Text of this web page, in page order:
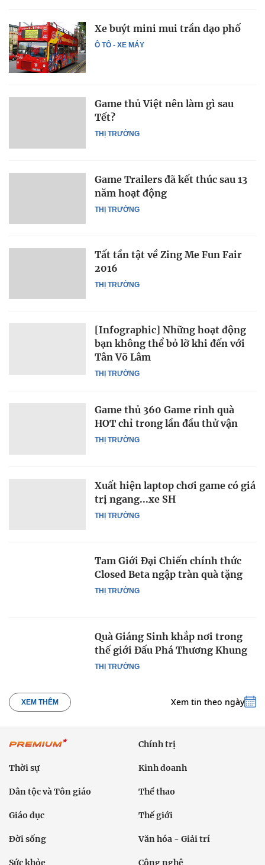
Ô TÔ - XE MÁY
Xe buýt mini mui trần dạo phố
THỊ TRƯỜNG
Game thủ Việt nên làm gì sau
Tết?
THỊ TRƯỜNG
Game Trailers đã kết thúc sau 13
năm hoạt động
THỊ TRƯỜNG
Tất tần tật về Zing Me Fun Fair
2016
THỊ TRƯỜNG
[Infographic] Những hoạt động
bạn không thể bỏ lỡ khi đến với
Tân Võ Lâm
THỊ TRƯỜNG
Game thủ 360 Game rinh quà
HOT chỉ trong lần đầu thử vận
THỊ TRƯỜNG
Xuất hiện laptop chơi game có giá
trị ngang...xe SH
THỊ TRƯỜNG
Tam Giới Đại Chiến chính thức
Closed Beta ngập tràn quà tặng
THỊ TRƯỜNG
Quà Giáng Sinh khắp nơi trong
thế giới Đấu Phá Thương Khung
XEM THÊM Xem tin theo ngày
Chính trị
Thời sự Kinh doanh
Dân tộc và Tôn giáo Thể thao
Giáo dục Thế giới
Đời sống Văn hóa - Giải trí
Sức khỏe Công nghệ